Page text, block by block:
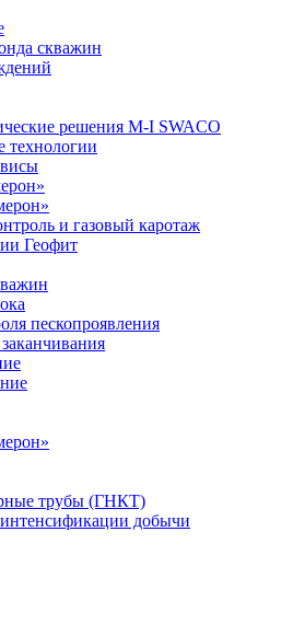
скважин
решения M-I SWACO
технологии
и газовый каротаж
Геофит
пескопроявления
трубы (ГНКТ)
добычи